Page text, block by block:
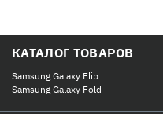
КАТАЛОГ ТОВАРОВ
Samsung Galaxy Flip
Samsung Galaxy Fold